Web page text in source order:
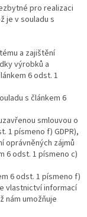
pro realizaci
je v souladu s
a zajištění
výrobků a
6 odst. 1
s článkem 6
smlouvou o
1 písmeno f) GDPR),
oprávněných zájmů
6 odst. 1 písmeno c)
6 odst. 1 písmeno f)
vlastnictví informací
nám umožňuje